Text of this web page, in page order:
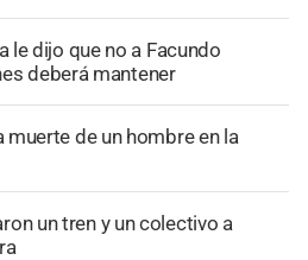
le dijo que no a Facundo
deberá mantener
muerte de un hombre en la
un tren y un colectivo a